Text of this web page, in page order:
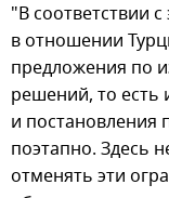
"В соответствии
в отношении
предложения по
решений, то есть
и постановления
поэтапно. Здесь
отменять эти